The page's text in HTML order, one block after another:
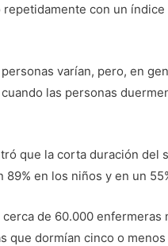
con un
varían, pero, en
las personas
que la corta duración del
en los niños y en un
de 60.000 enfermeras
que dormían cinco o